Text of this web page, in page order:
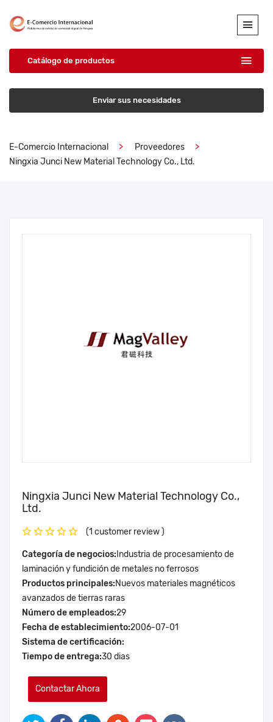
Catálogo de productos
Enviar sus necesidades
E-Comercio Internacional
Proveedores
Ningxia Junci New Material Technology Co., Ltd.
Ningxia Junci New Material Technology Co.,
Ltd.
(1 customer review )
Categoría de negocios: Industria de procesamiento de
laminación y fundición de metales no ferrosos
Productos principales:Nuevos materiales magnéticos
avanzados de tierras raras
Número de empleados:29
Fecha de establecimiento:2006-07-01
Sistema de certificación:
Tiempo de entrega:30 dias
Contactar Ahora